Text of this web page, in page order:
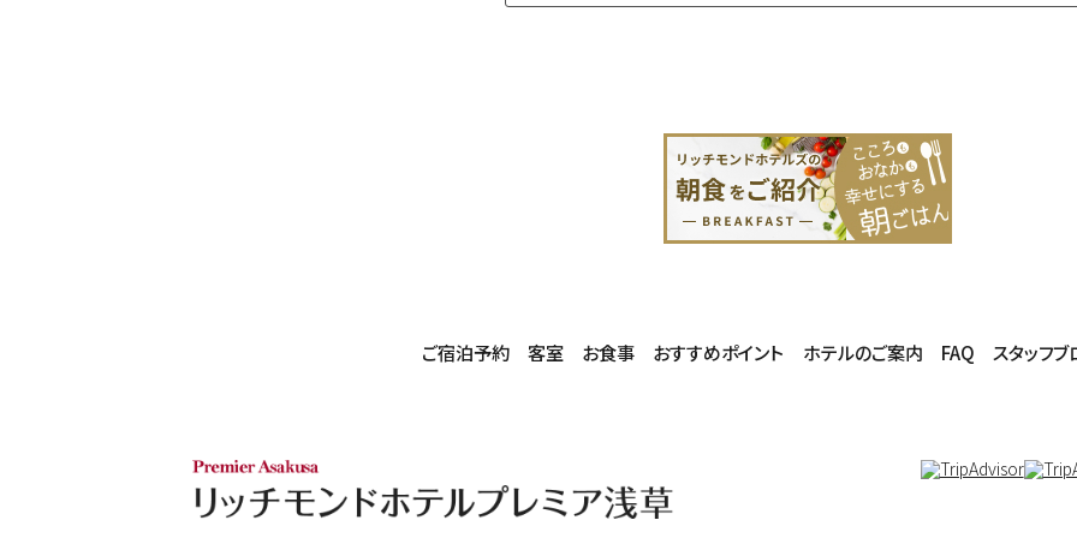
ご宿泊予約 客室 お食事 おすすめポイント ホテルのご案内 FAQ スタッフブ